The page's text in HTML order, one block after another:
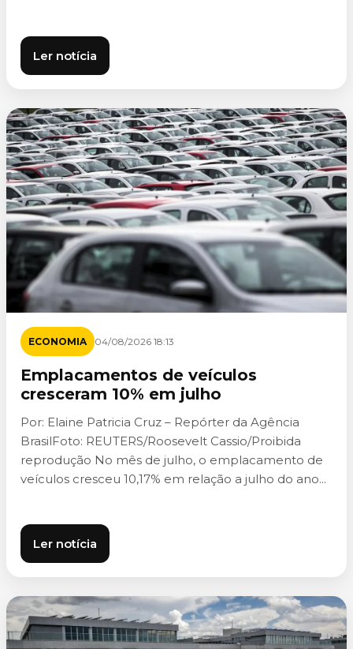
Ler notícia
ECONOMIA 04/08/2026 18:13
Emplacamentos de veículos
cresceram 10% em julho
Por: Elaine Patricia Cruz – Repórter da Agência
BrasilFoto: REUTERS/Roosevelt Cassio/Proibida
reprodução No mês de julho, o emplacamento de
veículos cresceu 10,17% em relação a julho do ano...
Ler notícia